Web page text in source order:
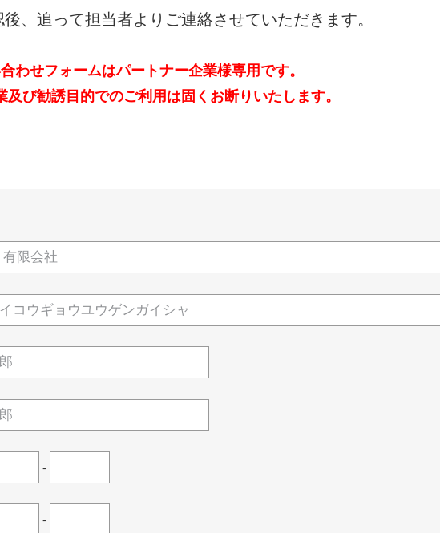
、追って担当者よりご連絡させていただきます。
わせフォームはパートナー企業様専用です。
及び勧誘目的でのご利用は固くお断りいたします。
-
-